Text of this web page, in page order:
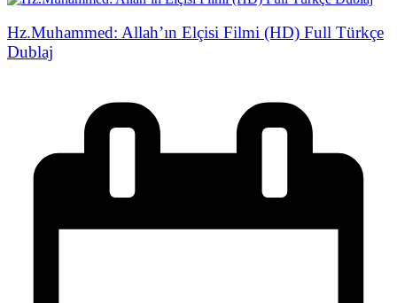
Hz.Muhammed: Allah’ın Elçisi Filmi (HD) Full Türkçe
Dublaj